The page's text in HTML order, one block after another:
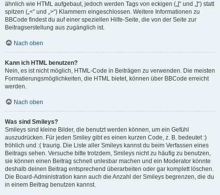
ähnlich wie HTML aufgebaut, jedoch werden Tags von eckigen („[“ und „]“) statt
spitzen („<“ und „>“) Klammern eingeschlossen. Weitere Informationen zu
BBCode findest du auf einer speziellen Hilfe-Seite, die von der Seite zur
Beitragserstellung aus zugänglich ist.
Nach oben
Kann ich HTML benutzen?
Nein, es ist nicht möglich, HTML-Code in Beiträgen zu verwenden. Die meisten
Formatierungsmöglichkeiten, die HTML bietet, können über BBCode erreicht
werden.
Nach oben
Was sind Smileys?
Smileys sind kleine Bilder, die benutzt werden können, um ein Gefühl
auszudrücken. Für jeden Smiley gibt es einen kurzen Code, z. B. bedeutet :)
fröhlich und :( traurig. Die Liste aller Smileys kannst du beim Verfassen eines
Beitrags sehen. Versuche bitte trotzdem, Smileys nicht zu häufig zu benutzen,
sie können einen Beitrag schnell unlesbar machen und ein Moderator könnte
deshalb deinen Beitrag entsprechend überarbeiten oder gar komplett löschen.
Die Board-Administration kann auch die Anzahl der Smileys begrenzen, die du
in einem Beitrag benutzen kannst.